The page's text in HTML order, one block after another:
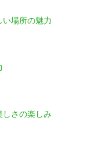
場所の魅力
さの楽しみ